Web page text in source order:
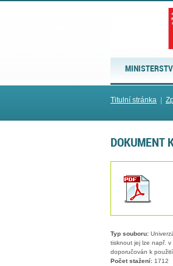
Titulní stránka
DOKUMENT
Typ souboru:
tisknout jej lze např. v
doporučován k
Počet stažení: 1712